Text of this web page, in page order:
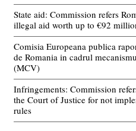
State aid: Commission refers
illegal aid worth up to €92
Comisia Europeana publica
de Romania in cadrul
(MCV)
Infringements: Commission
the Court of Justice for not
rules